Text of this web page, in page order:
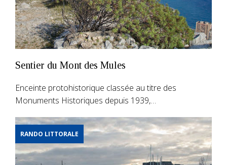
Sentier du Mont des Mules
Enceinte protohistorique classée au titre des
Monuments Historiques depuis 1939,…
RANDO LITTORALE